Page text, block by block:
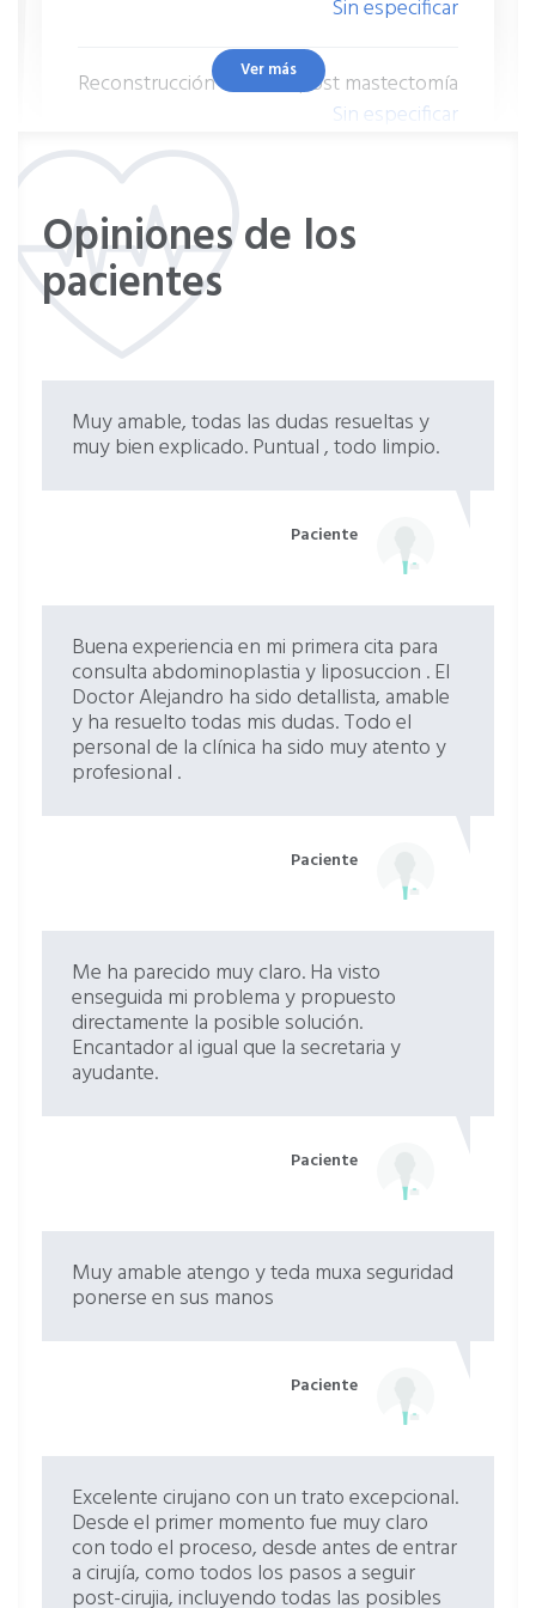
Sin especificar
Reconstrucción mamaria post mastectomía
Sin especificar
Rinoplastia correctora o funcional
Sin especificar
Ver más
Opiniones de los
pacientes
Muy amable, todas las dudas resueltas y
muy bien explicado. Puntual , todo limpio.
Paciente
Buena experiencia en mi primera cita para
consulta abdominoplastia y liposuccion . El
Doctor Alejandro ha sido detallista, amable
y ha resuelto todas mis dudas. Todo el
personal de la clínica ha sido muy atento y
profesional .
Paciente
Me ha parecido muy claro. Ha visto
enseguida mi problema y propuesto
directamente la posible solución.
Encantador al igual que la secretaria y
ayudante.
Paciente
Muy amable atengo y teda muxa seguridad
ponerse en sus manos
Paciente
Excelente cirujano con un trato excepcional.
Desde el primer momento fue muy claro
con todo el proceso, desde antes de entrar
a cirujía, como todos los pasos a seguir
post-cirujia, incluyendo todas las posibles